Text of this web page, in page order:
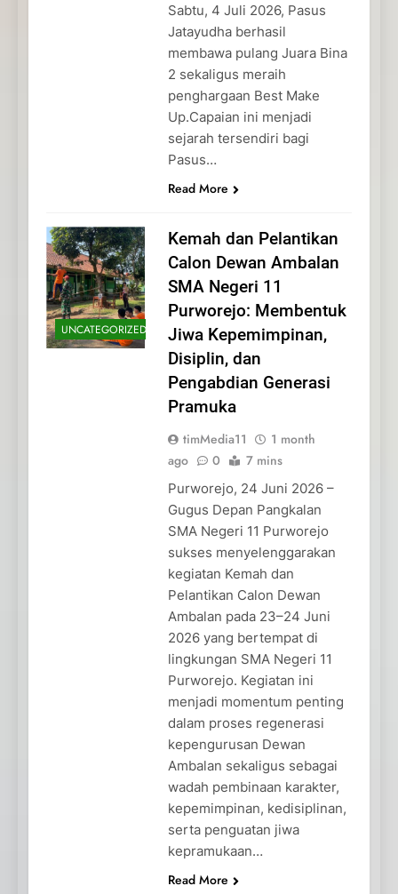
Sabtu, 4 Juli 2026, Pasus
Jatayudha berhasil
membawa pulang Juara Bina
2 sekaligus meraih
penghargaan Best Make
Up.Capaian ini menjadi
sejarah tersendiri bagi
Pasus…
Read More
UNCATEGORIZED
Kemah dan Pelantikan
Calon Dewan Ambalan
SMA Negeri 11
Purworejo: Membentuk
Jiwa Kepemimpinan,
Disiplin, dan
Pengabdian Generasi
Pramuka
timMedia11
1 month
ago
0 7 mins
Purworejo, 24 Juni 2026 –
Gugus Depan Pangkalan
SMA Negeri 11 Purworejo
sukses menyelenggarakan
kegiatan Kemah dan
Pelantikan Calon Dewan
Ambalan pada 23–24 Juni
2026 yang bertempat di
lingkungan SMA Negeri 11
Purworejo. Kegiatan ini
menjadi momentum penting
dalam proses regenerasi
kepengurusan Dewan
Ambalan sekaligus sebagai
wadah pembinaan karakter,
kepemimpinan, kedisiplinan,
serta penguatan jiwa
kepramukaan…
Read More